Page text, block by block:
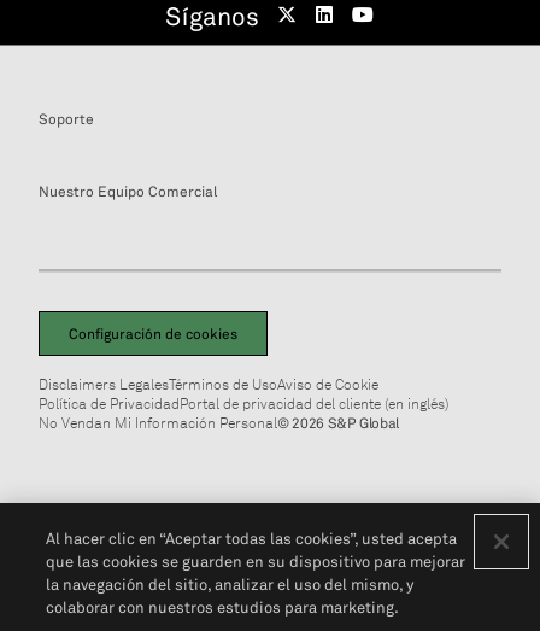
Síganos
Soporte
Nuestro Equipo Comercial
Configuración de cookies
Disclaimers LegalesTérminos de UsoAviso de Cookie
Política de PrivacidadPortal de privacidad del cliente (en inglés)
No Vendan Mi Información Personal© 2026 S&P Global
Al hacer clic en “Aceptar todas las cookies”, usted acepta
que las cookies se guarden en su dispositivo para mejorar
la navegación del sitio, analizar el uso del mismo, y
colaborar con nuestros estudios para marketing.